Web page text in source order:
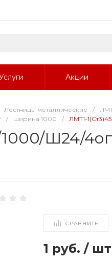
Акции
Лестницы металлические /
/ ширина 1000 / ЛМТ1-
Ш24/
СРАВНИТЬ
1 руб. / шт